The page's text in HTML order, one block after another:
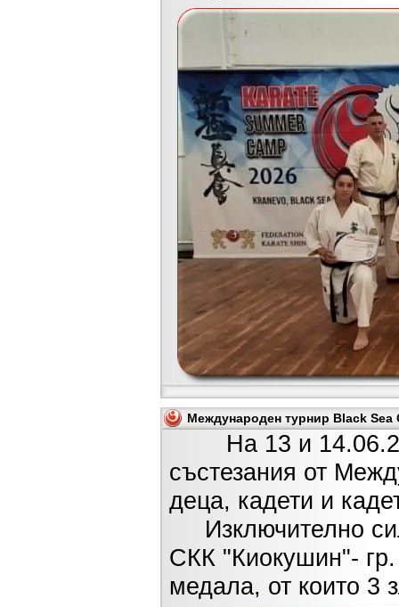
Международен турнир Black Sea
На 13 и
състезания от
деца, кадети и
Изключително
СКК "Киокушин"-
медала, от които 3